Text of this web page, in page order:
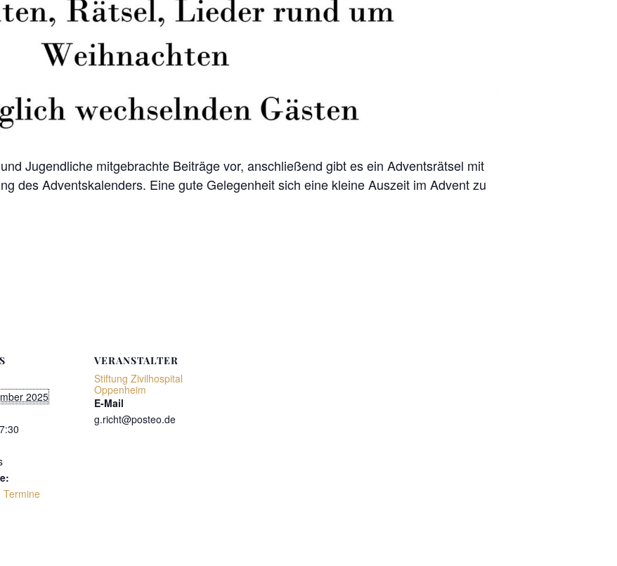
Jugendliche mitgebrachte Beiträge vor, anschließend gibt es ein Adventsrätsel mit
des Adventskalenders. Eine gute Gelegenheit sich eine kleine Auszeit im Advent zu
2025
Termine
VERANSTALTER
Stiftung Zivilhospital
Oppenheim
E-Mail
g.richt@posteo.de